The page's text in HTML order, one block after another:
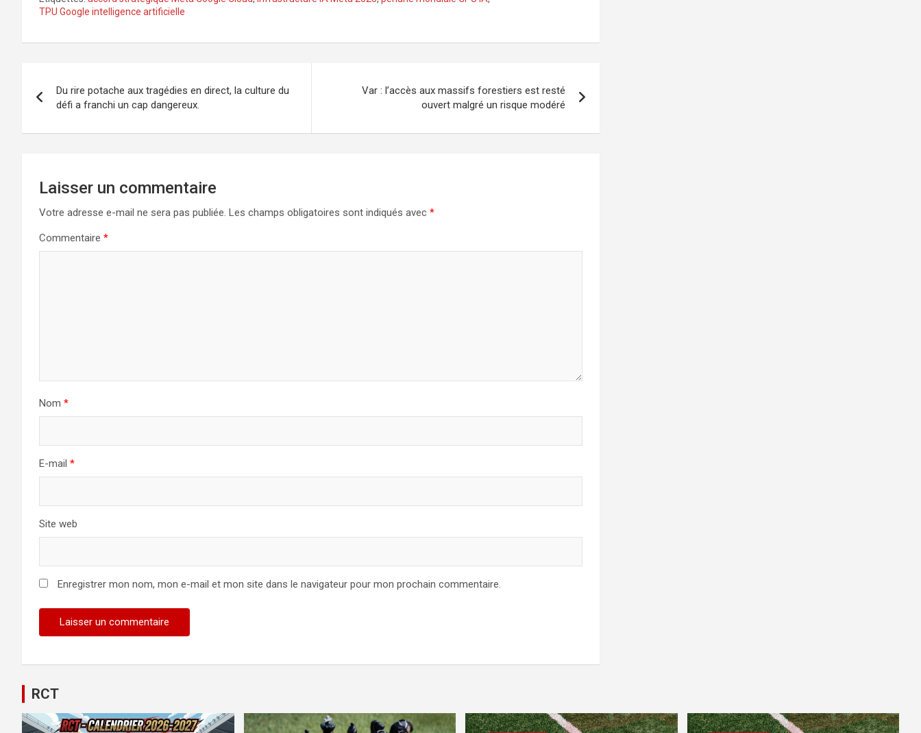
TPU Google intelligence artificielle
de
l’article
Du rire potache aux tragédies en direct, la culture du
défi a franchi un cap dangereux.
Var : l’accès aux massifs forestiers est resté
ouvert malgré un risque modéré
Laisser un commentaire
Votre adresse e-mail ne sera pas publiée. Les champs obligatoires sont indiqués avec *
Commentaire *
Nom *
E-mail *
Site web
Enregistrer mon nom, mon e-mail et mon site dans le navigateur pour mon prochain commentaire.
RCT